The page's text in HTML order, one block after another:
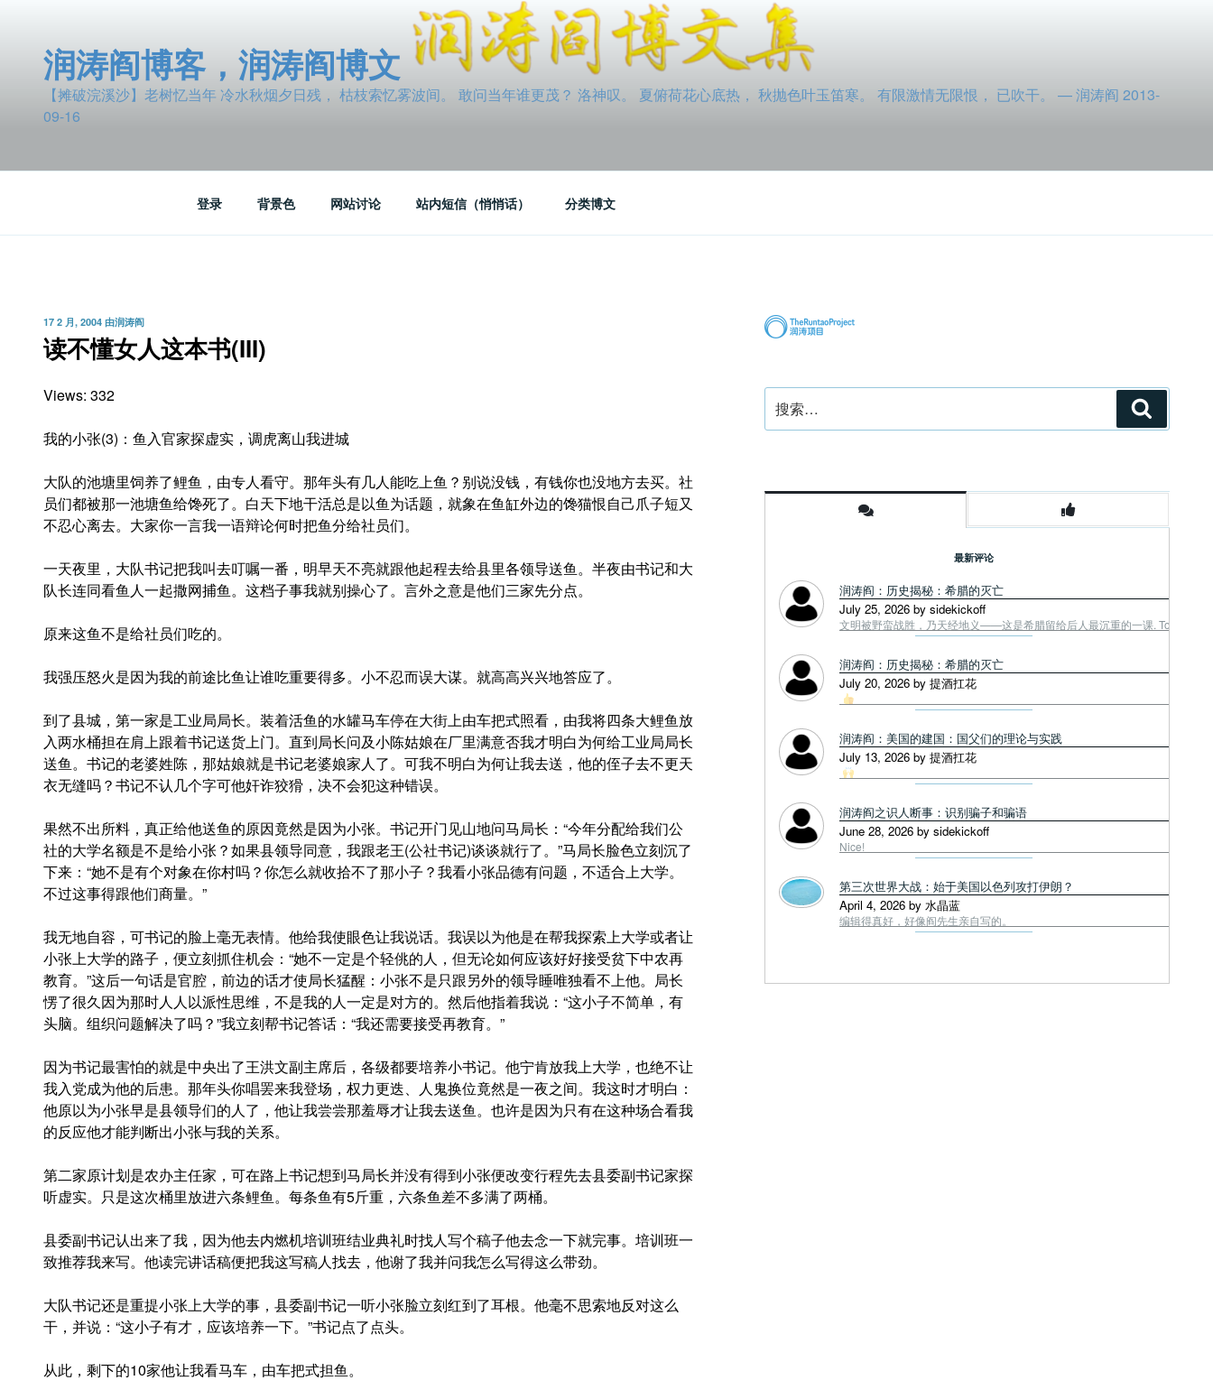
润涛阎博客，润涛阎博文
【摊破浣溪沙】老树忆当年 冷水秋烟夕日残， 枯枝索忆雾波间。 敢问当年谁更茂？ 洛神叹。 夏俯荷花心底热， 秋抛色叶玉笛寒。 有限激情无限恨， 已吹干。 — 润涛阎 2013-
09-16
登录 背景色 网站讨论 站内短信（悄悄话） 分类博文
发
布
于
17 2 月, 2004 由润涛阎
读不懂女人这本书(III)
Views: 332
我的小张(3)：鱼入官家探虚实，调虎离山我进城
大队的池塘里饲养了鲤鱼，由专人看守。那年头有几人能吃上鱼？别说没钱，有钱你也没地方去买。社
员们都被那一池塘鱼给馋死了。白天下地干活总是以鱼为话题，就象在鱼缸外边的馋猫恨自己爪子短又
不忍心离去。大家你一言我一语辩论何时把鱼分给社员们。
一天夜里，大队书记把我叫去叮嘱一番，明早天不亮就跟他起程去给县里各领导送鱼。半夜由书记和大
队长连同看鱼人一起撒网捕鱼。这档子事我就别操心了。言外之意是他们三家先分点。
原来这鱼不是给社员们吃的。
我强压怒火是因为我的前途比鱼让谁吃重要得多。小不忍而误大谋。就高高兴兴地答应了。
到了县城，第一家是工业局局长。装着活鱼的水罐马车停在大街上由车把式照看，由我将四条大鲤鱼放
入两水桶担在肩上跟着书记送货上门。直到局长问及小陈姑娘在厂里满意否我才明白为何给工业局局长
送鱼。书记的老婆姓陈，那姑娘就是书记老婆娘家人了。可我不明白为何让我去送，他的侄子去不更天
衣无缝吗？书记不认几个字可他奸诈狡猾，决不会犯这种错误。
果然不出所料，真正给他送鱼的原因竟然是因为小张。书记开门见山地问马局长：“今年分配给我们公
社的大学名额是不是给小张？如果县领导同意，我跟老王(公社书记)谈谈就行了。”马局长脸色立刻沉了
下来：“她不是有个对象在你村吗？你怎么就收拾不了那小子？我看小张品德有问题，不适合上大学。
不过这事得跟他们商量。”
我无地自容，可书记的脸上毫无表情。他给我使眼色让我说话。我误以为他是在帮我探索上大学或者让
小张上大学的路子，便立刻抓住机会：“她不一定是个轻佻的人，但无论如何应该好好接受贫下中农再
教育。”这后一句话是官腔，前边的话才使局长猛醒：小张不是只跟另外的领导睡唯独看不上他。局长
愣了很久因为那时人人以派性思维，不是我的人一定是对方的。然后他指着我说：“这小子不简单，有
头脑。组织问题解决了吗？”我立刻帮书记答话：“我还需要接受再教育。”
因为书记最害怕的就是中央出了王洪文副主席后，各级都要培养小书记。他宁肯放我上大学，也绝不让
我入党成为他的后患。那年头你唱罢来我登场，权力更迭、人鬼换位竟然是一夜之间。我这时才明白：
他原以为小张早是县领导们的人了，他让我尝尝那羞辱才让我去送鱼。也许是因为只有在这种场合看我
的反应他才能判断出小张与我的关系。
第二家原计划是农办主任家，可在路上书记想到马局长并没有得到小张便改变行程先去县委副书记家探
听虚实。只是这次桶里放进六条鲤鱼。每条鱼有5斤重，六条鱼差不多满了两桶。
县委副书记认出来了我，因为他去内燃机培训班结业典礼时找人写个稿子他去念一下就完事。培训班一
致推荐我来写。他读完讲话稿便把我这写稿人找去，他谢了我并问我怎么写得这么带劲。
大队书记还是重提小张上大学的事，县委副书记一听小张脸立刻红到了耳根。他毫不思索地反对这么
干，并说：“这小子有才，应该培养一下。”书记点了点头。
从此，剩下的10家他让我看马车，由车把式担鱼。
索：
索
最新评论
润涛阎：历史揭秘：希腊的灭亡
July 25, 2026 by sidekickoff
文明被野蛮战胜，乃天经地义——这是希腊留给后人最沉重的一课. Tough
润涛阎：历史揭秘：希腊的灭亡
July 20, 2026 by 提酒扛花
润涛阎：美国的建国：国父们的理论与实践
July 13, 2026 by 提酒扛花
润涛阎之识人断事：识别骗子和骗语
June 28, 2026 by sidekickoff
Nice!
第三次世界大战：始于美国以色列攻打伊朗？
April 4, 2026 by 水晶蓝
编辑得真好，好像阎先生亲自写的。